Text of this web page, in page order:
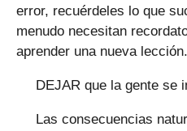
error, recuérdeles lo que
menudo necesitan
aprender una nueva lección.
DEJAR que la gente se
Las consecuencias